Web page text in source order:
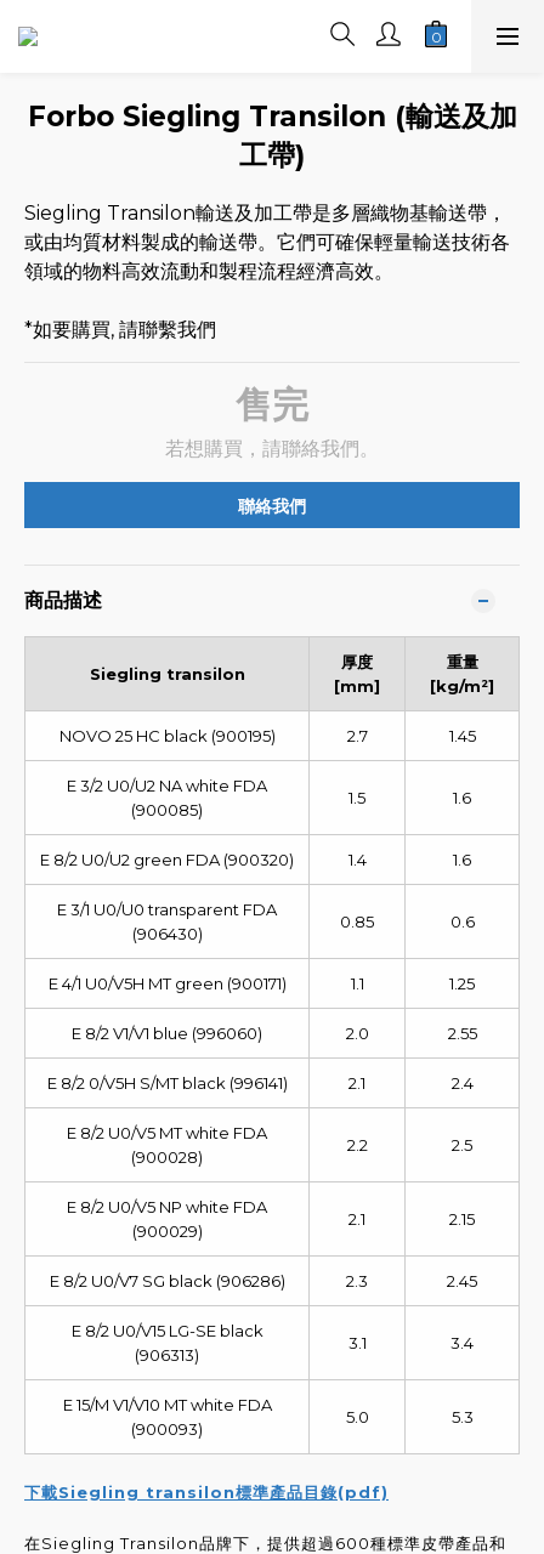
Forbo Siegling Transilon (輸送及加
工帶)
Siegling Transilon輸送及加工帶是多層織物基輸送帶，
或由均質材料製成的輸送帶。它們可確保輕量輸送技術各
領域的物料高效流動和製程流程經濟高效。
*如要購買, 請聯繫我們
售完
若想購買，請聯絡我們。
聯絡我們
商品描述
Siegling transilon
厚度
[mm]
重量
[kg/m²]
NOVO 25 HC black (900195) 2.7 1.45
E 3/2 U0/U2 NA white FDA
(900085)
1.5 1.6
E 8/2 U0/U2 green FDA (900320) 1.4 1.6
E 3/1 U0/U0 transparent FDA
(906430)
0.85 0.6
E 4/1 U0/V5H MT green (900171) 1.1 1.25
E 8/2 V1/V1 blue (996060) 2.0 2.55
E 8/2 0/V5H S/MT black (996141) 2.1 2.4
E 8/2 U0/V5 MT white FDA
(900028)
2.2 2.5
E 8/2 U0/V5 NP white FDA
(900029)
2.1 2.15
E 8/2 U0/V7 SG black (906286) 2.3 2.45
E 8/2 U0/V15 LG-SE black
(906313)
3.1 3.4
E 15/M V1/V10 MT white FDA
(900093)
5.0 5.3
下載Siegling transilon標準產品目錄(pdf)
在Siegling Transilon品牌下，提供超過600種標準皮帶產品和